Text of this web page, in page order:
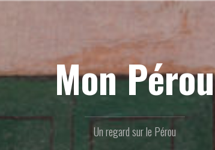
Mon Pérou
Un regard sur le Pérou